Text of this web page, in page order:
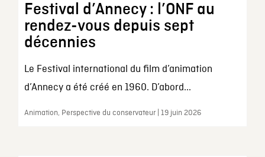
Festival d’Annecy : l’ONF au
rendez-vous depuis sept
décennies
Le Festival international du film d’animation
d’Annecy a été créé en 1960. D’abord...
Animation, Perspective du conservateur | 19 juin 2026